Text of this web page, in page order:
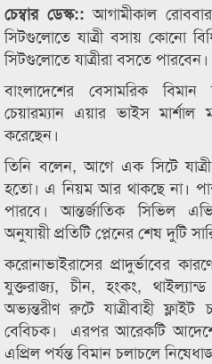
চেম্বার ডেস্ক::আগামীকাল
সিটগুলোতে যাত্রী বসায় কোনো
সিটগুলোতে যাত্রীরা বসতে পারবেন।
বাংলাদেশের বেসামরিক
চেয়ারম্যান এয়ার ভাইস মার্শাল
করেছেন।
তিনি বলেন, আগে এক সিটে
হতো। এ নিয়ম আর থাকছে না।
পারবে। আন্তর্জাতিক সিভিল
অনুযায়ী প্রতিটি প্লেনের শেষ দুটি
করোনাভাইরাসের প্রাদুর্ভাবের
যুক্তরাজ্য, চীন, হংকং,
অভ্যন্তরীণ রুটে যাত্রীবাহী
বেবিচক। এরপর আরেকটি
এপ্রিল পর্যন্ত বিমান চলাচলে